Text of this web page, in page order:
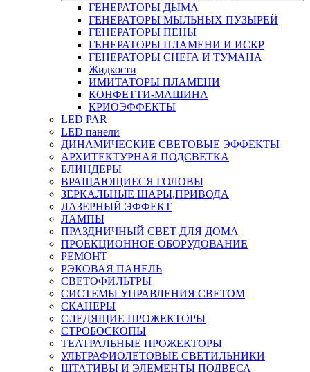
ГЕНЕРАТОРЫ ДЫМА
ГЕНЕРАТОРЫ МЫЛЬНЫХ ПУЗЫРЕЙ
ГЕНЕРАТОРЫ ПЕНЫ
ГЕНЕРАТОРЫ ПЛАМЕНИ И ИСКР
ГЕНЕРАТОРЫ СНЕГА И ТУМАНА
Жидкости
ИМИТАТОРЫ ПЛАМЕНИ
КОНФЕТТИ-МАШИНА
КРИОЭФФЕКТЫ
LED PAR
LED панели
ДИНАМИЧЕСКИЕ СВЕТОВЫЕ ЭФФЕКТЫ
АРХИТЕКТУРНАЯ ПОДСВЕТКА
БЛИНДЕРЫ
ВРАЩАЮЩИЕСЯ ГОЛОВЫ
ЗЕРКАЛЬНЫЕ ШАРЫ,ПРИВОДА
ЛАЗЕРНЫЙ ЭФФЕКТ
ЛАМПЫ
ПРАЗДНИЧНЫЙ СВЕТ ДЛЯ ДОМА
ПРОЕКЦИОННОЕ ОБОРУДОВАНИЕ
РЕМОНТ
РЭКОВАЯ ПАНЕЛЬ
СВЕТОФИЛЬТРЫ
СИСТЕМЫ УПРАВЛЕНИЯ СВЕТОМ
СКАНЕРЫ
СЛЕДЯЩИЕ ПРОЖЕКТОРЫ
СТРОБОСКОПЫ
ТЕАТРАЛЬНЫЕ ПРОЖЕКТОРЫ
УЛЬТРАФИОЛЕТОВЫЕ СВЕТИЛЬНИКИ
ШТАТИВЫ И ЭЛЕМЕНТЫ ПОДВЕСА